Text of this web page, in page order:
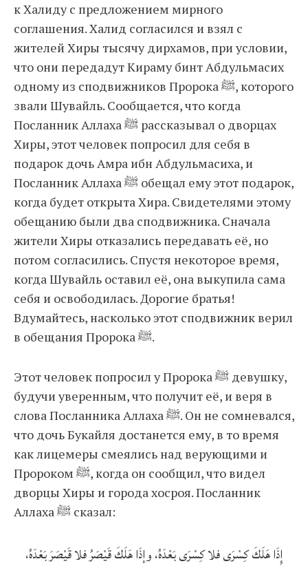
к Халиду с предложением мирного
соглашения. Халид согласился и взял с
жителей Хиры тысячу дирхамов, при условии,
что они передадут Кираму бинт Абдульмасих
одному из сподвижников Пророка ﷺ, которого
звали Шувайль. Сообщается, что когда
Посланник Аллаха ﷺ рассказывал о дворцах
Хиры, этот человек попросил для себя в
подарок дочь Амра ибн Абдульмасиха, и
Посланник Аллаха ﷺ обещал ему этот подарок,
когда будет открыта Хира. Свидетелями этому
обещанию были два сподвижника. Сначала
жители Хиры отказались передавать её, но
потом согласились. Спустя некоторое время,
когда Шувайль оставил её, она выкупила сама
себя и освободилась. Дорогие братья!
Вдумайтесь, насколько этот сподвижник верил
в обещания Пророка ﷺ.
Этот человек попросил у Пророка ﷺ девушку,
будучи уверенным, что получит её, и веря в
слова Посланника Аллаха ﷺ. Он не сомневался,
что дочь Букайля достанется ему, в то время
как лицемеры смеялись над верующими и
Пророком ﷺ, когда он сообщил, что видел
дворцы Хиры и города хосроя. Посланник
Аллаха ﷺ сказал:
إِذَا هَلَكَ كِسْرَى فلا كِسْرَى بَعْدَهُ، وإذَا هَلَكَ قَيْصَرُ فلا قَيْصَرَ بَعْدَهُ،